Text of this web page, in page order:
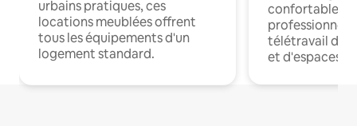
urbains pratiques, ces
locations meublées offrent
tous les équipements d'un
logement standard.
confortables
professionnels
télétravail
et d'espaces